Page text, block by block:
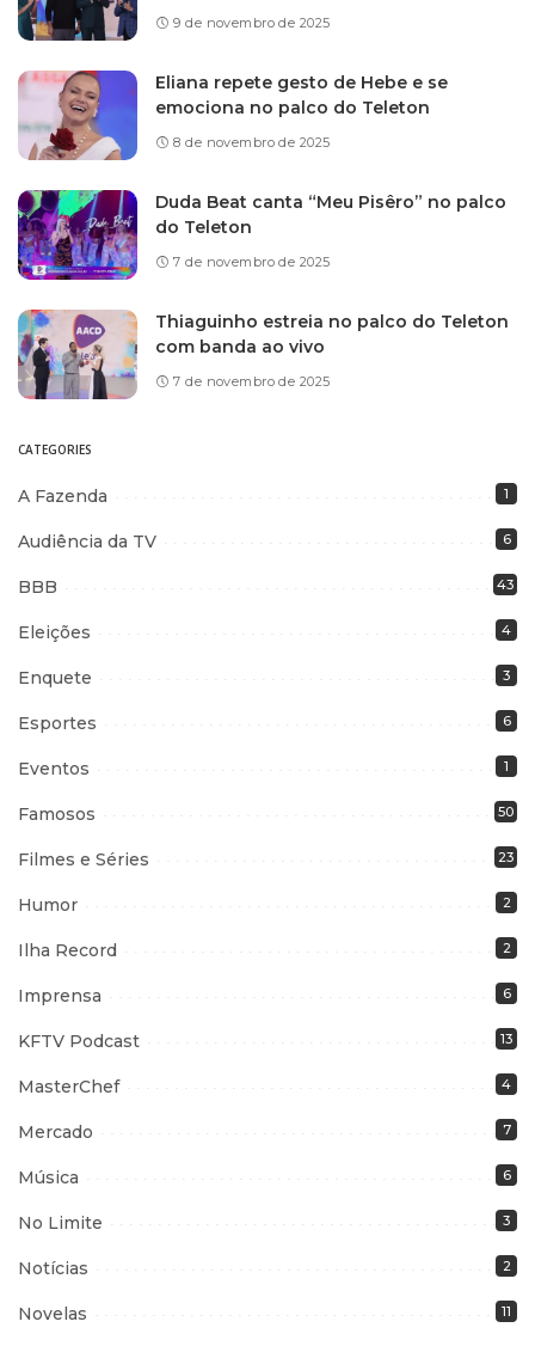
9 de novembro de 2025
Eliana repete gesto de Hebe e se
emociona no palco do Teleton
8 de novembro de 2025
Duda Beat canta “Meu Pisêro” no palco
do Teleton
7 de novembro de 2025
Thiaguinho estreia no palco do Teleton
com banda ao vivo
7 de novembro de 2025
CATEGORIES
A Fazenda 1
Audiência da TV 6
BBB 43
Eleições 4
Enquete 3
Esportes 6
Eventos 1
Famosos 50
Filmes e Séries 23
Humor 2
Ilha Record 2
Imprensa 6
KFTV Podcast 13
MasterChef 4
Mercado 7
Música 6
No Limite 3
Notícias 2
Novelas 11